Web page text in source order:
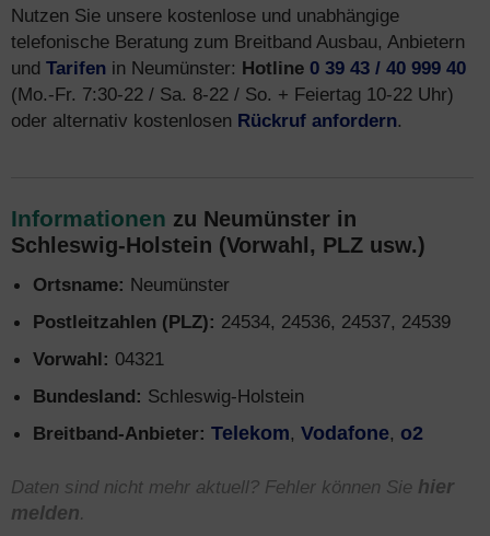
Nutzen Sie unsere kostenlose und unabhängige
telefonische Beratung zum Breitband Ausbau, Anbietern
und Tarifen in Neumünster: Hotline 0 39 43 / 40 999 40
(Mo.-Fr. 7:30-22 / Sa. 8-22 / So. + Feiertag 10-22 Uhr)
oder alternativ kostenlosen Rückruf anfordern.
Informationen zu Neumünster in
Schleswig-Holstein (Vorwahl, PLZ usw.)
Ortsname: Neumünster
Postleitzahlen (PLZ): 24534, 24536, 24537, 24539
Vorwahl: 04321
Bundesland: Schleswig-Holstein
Breitband-Anbieter: Telekom, Vodafone, o2
Daten sind nicht mehr aktuell? Fehler können Sie hier
melden.